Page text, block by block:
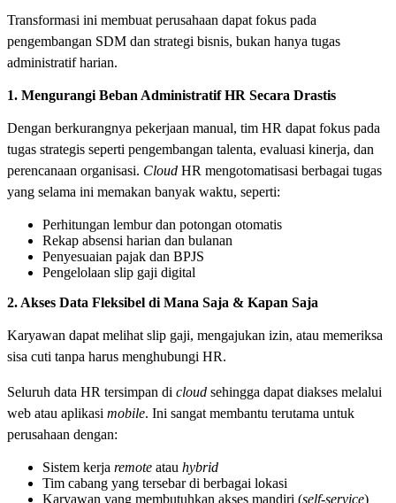
Transformasi ini membuat perusahaan dapat fokus pada
pengembangan SDM dan strategi bisnis, bukan hanya tugas
administratif harian.
1. Mengurangi Beban Administratif HR Secara Drastis
Dengan berkurangnya pekerjaan manual, tim HR dapat fokus pada
tugas strategis seperti pengembangan talenta, evaluasi kinerja, dan
perencanaan organisasi. Cloud HR mengotomatisasi berbagai tugas
yang selama ini memakan banyak waktu, seperti:
Perhitungan lembur dan potongan otomatis
Rekap absensi harian dan bulanan
Penyesuaian pajak dan BPJS
Pengelolaan slip gaji digital
2. Akses Data Fleksibel di Mana Saja & Kapan Saja
Karyawan dapat melihat slip gaji, mengajukan izin, atau memeriksa
sisa cuti tanpa harus menghubungi HR.
Seluruh data HR tersimpan di cloud sehingga dapat diakses melalui
web atau aplikasi mobile. Ini sangat membantu terutama untuk
perusahaan dengan:
Sistem kerja remote atau hybrid
Tim cabang yang tersebar di berbagai lokasi
Karyawan yang membutuhkan akses mandiri (self-service)